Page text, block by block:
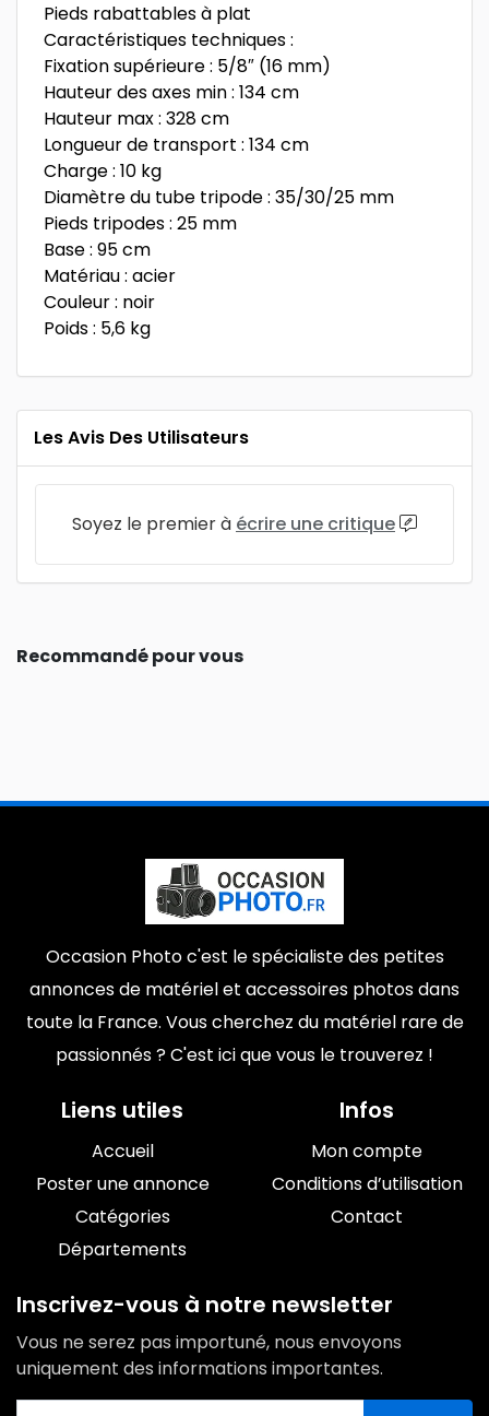
Pieds rabattables à plat
Caractéristiques techniques :
Fixation supérieure : 5/8″ (16 mm)
Hauteur des axes min : 134 cm
Hauteur max : 328 cm
Longueur de transport : 134 cm
Charge : 10 kg
Diamètre du tube tripode : 35/30/25 mm
Pieds tripodes : 25 mm
Base : 95 cm
Matériau : acier
Couleur : noir
Poids : 5,6 kg
Les Avis Des Utilisateurs
Soyez le premier à écrire une critique
Recommandé pour vous
Occasion Photo c'est le spécialiste des petites
annonces de matériel et accessoires photos dans
toute la France. Vous cherchez du matériel rare de
passionnés ? C'est ici que vous le trouverez !
Liens utiles
Accueil
Poster une annonce
Catégories
Départements
Infos
Mon compte
Conditions d’utilisation
Contact
Inscrivez-vous à notre newsletter
Vous ne serez pas importuné, nous envoyons
uniquement des informations importantes.